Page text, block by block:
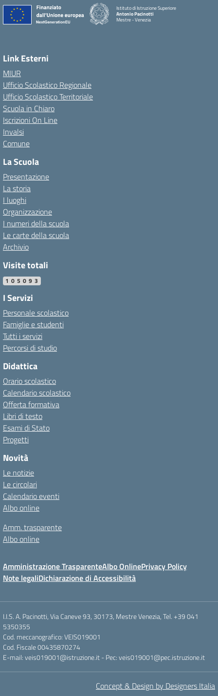
Istituto di Istruzione Superiore
Antonio Pacinotti
Mestre - Venezia
Link Esterni
MIUR
Ufficio Scolastico Regionale
Ufficio Scolastico Territoriale
Scuola in Chiaro
Iscrizioni On Line
Invalsi
Comune
La Scuola
Presentazione
La storia
I luoghi
Organizzazione
I numeri della scuola
Le carte della scuola
Archivio
Visite totali
105093
I Servizi
Personale scolastico
Famiglie e studenti
Tutti i servizi
Percorsi di studio
Didattica
Orario scolastico
Calendario scolastico
Offerta formativa
Libri di testo
Esami di Stato
Progetti
Novità
Le notizie
Le circolari
Calendario eventi
Albo online
Amm. trasparente
Albo online
Amministrazione TrasparenteAlbo OnlinePrivacy Policy
Note legaliDichiarazione di Accessibilità
I.I.S. A. Pacinotti, Via Caneve 93, 30173, Mestre Venezia, Tel. +39 041
5350355
Cod. meccanografico: VEIS019001
Cod. Fiscale 00435870274
E-mail: veis019001@istruzione.it - Pec: veis019001@pec.istruzione.it
Concept & Design by Designers Italia